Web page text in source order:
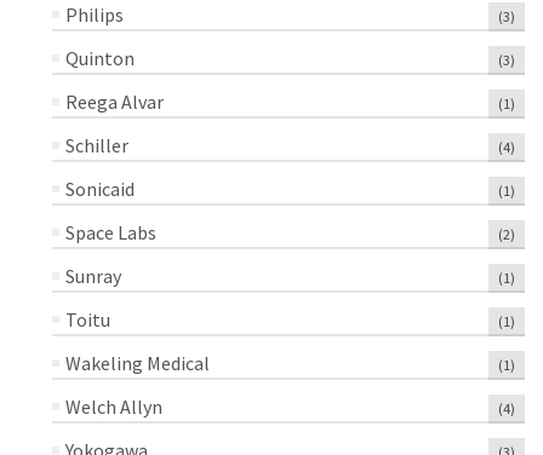
Philips (3)
Quinton (3)
Reega Alvar (1)
Schiller (4)
Sonicaid (1)
Space Labs (2)
Sunray (1)
Toitu (1)
Wakeling Medical (1)
Welch Allyn (4)
Yokogawa